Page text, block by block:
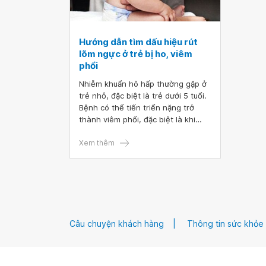
Hướng dẫn tìm dấu hiệu rút
lõm ngực ở trẻ bị ho, viêm
phổi
Nhiễm khuẩn hô hấp thường gặp ở
trẻ nhỏ, đặc biệt là trẻ dưới 5 tuổi.
Bệnh có thể tiến triển nặng trở
thành viêm phổi, đặc biệt là khi
ngực. Đây là dấu hiệu nguy hiểm,
Xem thêm
Câu chuyện khách hàng Thông tin sức khỏe